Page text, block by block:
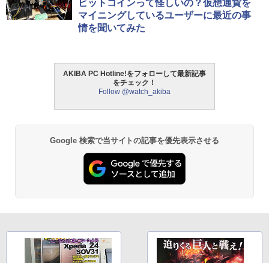
ビットコインって怪しいの？仮想通貨を
マイニングしているユーザーに最近の事
情を聞いてみた
AKIBA PC Hotline!をフォローして最新記事
をチェック！
Follow @watch_akiba
Google 検索で当サイトの記事を優先表示させる